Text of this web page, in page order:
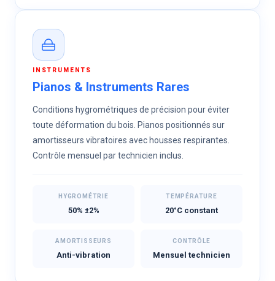
INSTRUMENTS
Pianos & Instruments Rares
Conditions hygrométriques de précision pour éviter
toute déformation du bois. Pianos positionnés sur
amortisseurs vibratoires avec housses respirantes.
Contrôle mensuel par technicien inclus.
HYGROMÉTRIE
50% ±2%
TEMPÉRATURE
20°C constant
AMORTISSEURS
Anti-vibration
CONTRÔLE
Mensuel technicien